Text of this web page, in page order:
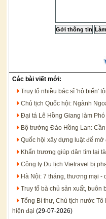
Các bài viết mới:
Truy tố nhiều bác sĩ 'hô biến'
Chủ tịch Quốc hội: Ngành
Đại tá Lê Hồng Giang làm
Bộ trưởng Đào Hồng Lan:
Quốc hội xây dựng luật để
Khẩn trương giúp dân tìm lại
Công ty Du lịch Vietravel bị
Hà Nội: 7 tháng, thương mại -
Truy tố bà chủ sản xuất, buôn
Tổng Bí thư, Chủ tịch nước
hiện đại (29-07-2026)